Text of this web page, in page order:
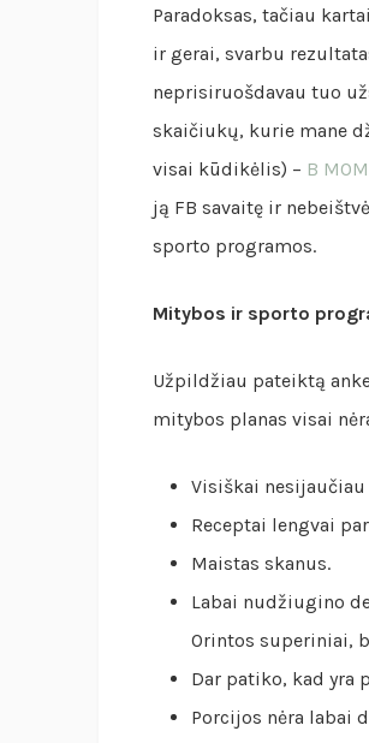
Paradoksas, tačiau
ir gerai, svarbu
neprisiruošdavau tuo
skaičiukų, kurie mane
visai kūdikėlis) – B
ją FB savaitę ir
sporto programos.
Mitybos ir sporto
Užpildžiau pateiktą
mitybos planas visai
Visiškai nesijaučiau
Receptai lengvai
Maistas skanus.
Labai nudžiugino
Orintos superiniai,
Dar patiko, kad yra
Porcijos nėra labai